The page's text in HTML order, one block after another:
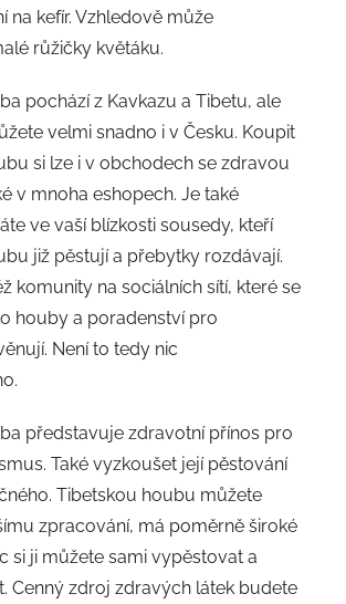
na kefír. Vzhledově může
růžičky květáku.
pochází z Kavkazu a Tibetu, ale
velmi snadno i v Česku. Koupit
si lze i v obchodech se zdravou
v mnoha eshopech. Je také
ve vaší blízkosti sousedy, kteří
již pěstují a přebytky rozdávají.
komunity na sociálních sítí, které se
houby a poradenství pro
Není to tedy nic
představuje zdravotní přínos pro
Také vyzkoušet její pěstování
Tibetskou houbu můžete
zpracování, má poměrně široké
si ji můžete sami vypěstovat a
Cenný zdroj zdravých látek budete